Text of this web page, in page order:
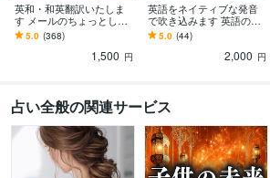
英和・和英翻訳いたしま
す メールのちょっとした
一言、仕事や学業にもど
うぞ！
5.0 (368)
1,500 円
英語をネイティブな発音
で吹き込みます 英語の練
習、ナレーションなどに
（文章翻訳も同時に承り
5.0 (44)
2,000 円
占い全般の関連サービス